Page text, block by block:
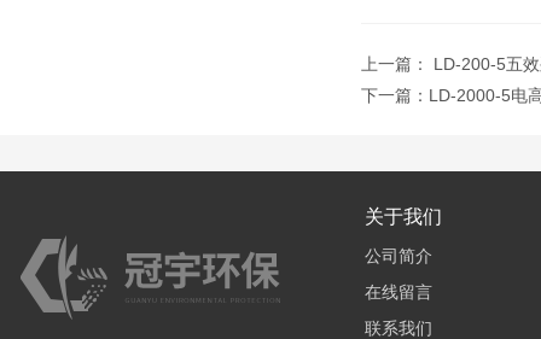
上一篇： LD-200-5五
下一篇： LD-2000-5电
关于我们
公司简介
在线留言
联系我们